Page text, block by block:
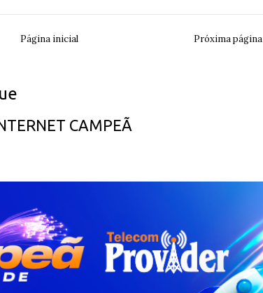
Próxima página
Página inicial
CAMPEÃ